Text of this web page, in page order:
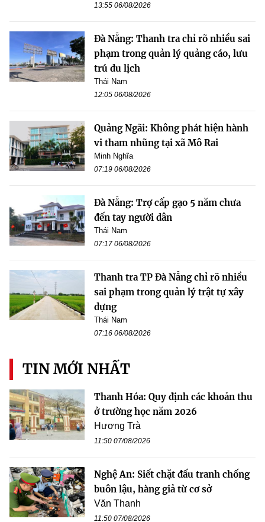
13:55 06/08/2026
Đà Nẵng: Thanh tra chỉ rõ nhiều sai
phạm trong quản lý quảng cáo, lưu
trú du lịch
Thái Nam
12:05 06/08/2026
Quảng Ngãi: Không phát hiện hành
vi tham nhũng tại xã Mô Rai
Minh Nghĩa
07:19 06/08/2026
Đà Nẵng: Trợ cấp gạo 5 năm chưa
đến tay người dân
Thái Nam
07:17 06/08/2026
Thanh tra TP Đà Nẵng chỉ rõ nhiều
sai phạm trong quản lý trật tự xây
dựng
Thái Nam
07:16 06/08/2026
TIN MỚI NHẤT
Thanh Hóa: Quy định các khoản thu
ở trường học năm 2026
Hương Trà
11:50 07/08/2026
Nghệ An: Siết chặt đấu tranh chống
buôn lậu, hàng giả từ cơ sở
Văn Thanh
11:50 07/08/2026